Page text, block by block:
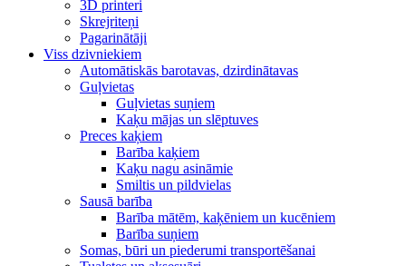
3D printeri
Skrejriteņi
Pagarinātāji
Viss dzivniekiem
Automātiskās barotavas, dzirdinātavas
Guļvietas
Guļvietas suņiem
Kaķu mājas un slēptuves
Preces kaķiem
Barība kaķiem
Kaķu nagu asināmie
Smiltis un pildvielas
Sausā barība
Barība mātēm, kaķēniem un kucēniem
Barība suņiem
Somas, būri un piederumi transportēšanai